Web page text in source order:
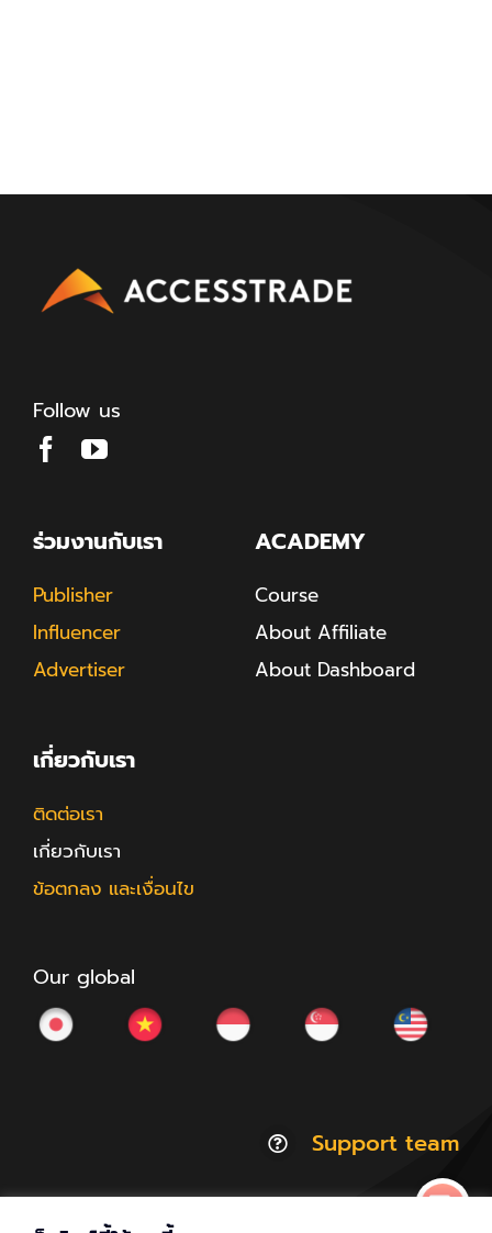
Follow us
ร่วมงานกับเรา
Publisher
Influencer
Advertiser
ACADEMY
Course
About Affiliate
About Dashboard
เกี่ยวกับเรา
ติดต่อเรา
เกี่ยวกับเรา
ข้อตกลง และเงื่อนไข
Our global
Support team